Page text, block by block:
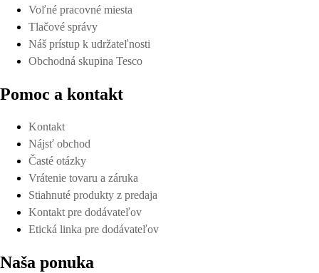
Voľné pracovné miesta
Tlačové správy
Náš prístup k udržateľnosti
Obchodná skupina Tesco
Pomoc a kontakt
Kontakt
Nájsť obchod
Časté otázky
Vrátenie tovaru a záruka
Stiahnuté produkty z predaja
Kontakt pre dodávateľov
Etická linka pre dodávateľov
Naša ponuka